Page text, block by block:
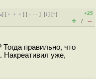
] [ ﹢﹢﹢] [ · · ·][↓] [↑]
+25
+ / –
Тогда правильно, что
Накреативил уже,